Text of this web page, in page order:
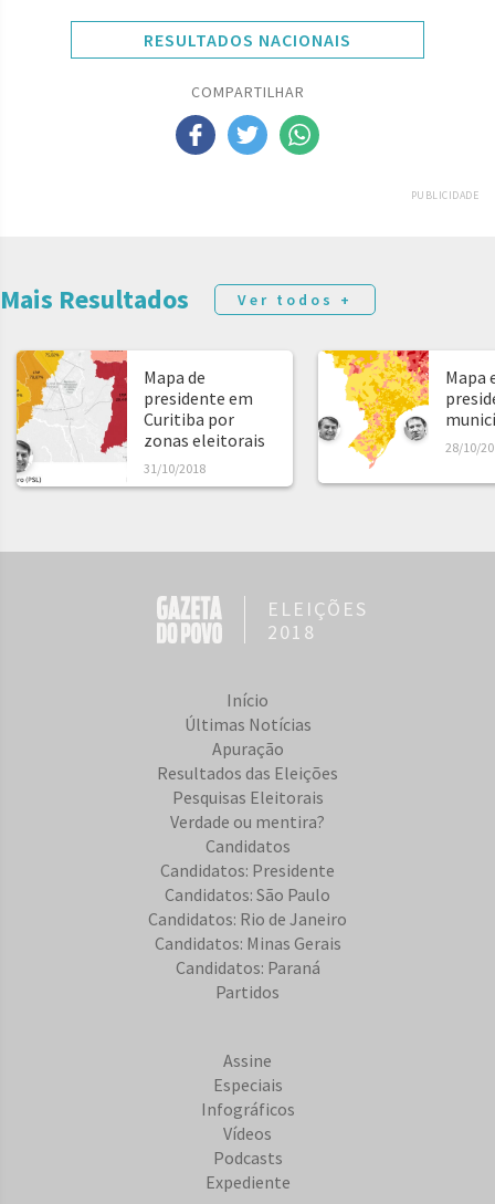
RESULTADOS NACIONAIS
COMPARTILHAR
PUBLICIDADE
Mais Resultados Ver todos +
Mapa de
presidente em
Curitiba por
zonas eleitorais
31/10/2018
Mapa
28/10/
ELEIÇÕES
2018
Início
Últimas Notícias
Apuração
Resultados das Eleições
Pesquisas Eleitorais
Verdade ou mentira?
Candidatos
Candidatos: Presidente
Candidatos: São Paulo
Candidatos: Rio de Janeiro
Candidatos: Minas Gerais
Candidatos: Paraná
Partidos
Assine
Especiais
Infográficos
Vídeos
Podcasts
Expediente